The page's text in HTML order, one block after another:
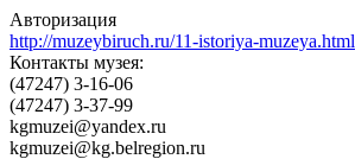
Авторизация
http://muzeybiruch.ru/11-istoriya-muzeya.html
Контакты музея:
(47247) 3-16-06
(47247) 3-37-99
kgmuzei@yandex.ru
kgmuzei@kg.belregion.ru